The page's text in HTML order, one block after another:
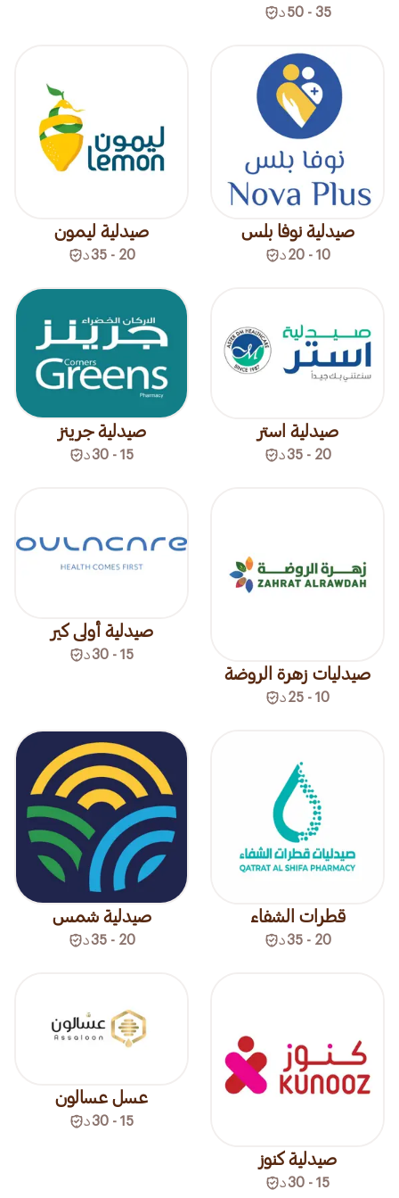
35 - 50 د
صيدلية نوفا بلس
10 - 20 د
صيدلية ليمون
20 - 35 د
صيدلية استر
20 - 35 د
صيدلية جرينز
15 - 30 د
صيدليات زهرة الروضة
10 - 25 د
صيدلية أولى كير
15 - 30 د
قطرات الشفاء
20 - 35 د
صيدلية شمس
20 - 35 د
صيدلية كنوز
15 - 30 د
عسل عسالون
15 - 30 د